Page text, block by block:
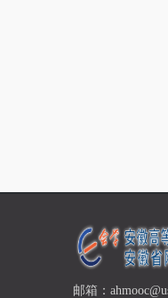
邮箱：